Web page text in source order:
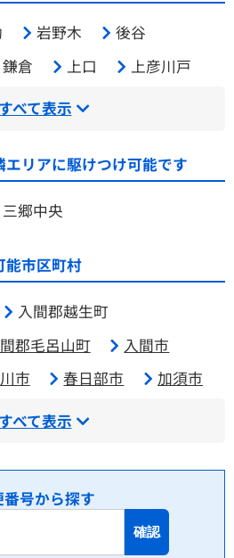
岩野木
後谷
鎌倉 上口
上彦川戸
すべて表示
リアに駆けつけ可能です
三郷中央
能市区町村
入間郡越生町
郡毛呂山町
入間市
市 春日部市
加須市
すべて表示
番号から探す
確認